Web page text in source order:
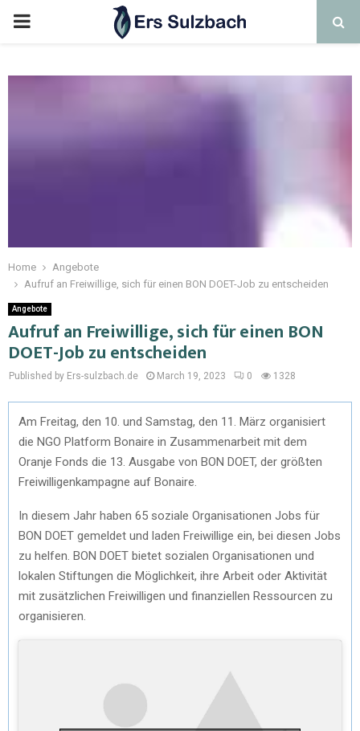
Home
Angebote
Aufruf an Freiwillige, sich für einen BON DOET-Job zu entscheiden
Angebote
Aufruf an Freiwillige, sich für einen BON
DOET-Job zu entscheiden
Published by Ers-sulzbach.de March 19, 2023 0 1328
Am Freitag, den 10. und Samstag, den 11. März organisiert
die NGO Platform Bonaire in Zusammenarbeit mit dem
Oranje Fonds die 13. Ausgabe von BON DOET, der größten
Freiwilligenkampagne auf Bonaire.
In diesem Jahr haben 65 soziale Organisationen Jobs für
BON DOET gemeldet und laden Freiwillige ein, bei diesen Jobs
zu helfen. BON DOET bietet sozialen Organisationen und
lokalen Stiftungen die Möglichkeit, ihre Arbeit oder Aktivität
mit zusätzlichen Freiwilligen und finanziellen Ressourcen zu
organisieren.